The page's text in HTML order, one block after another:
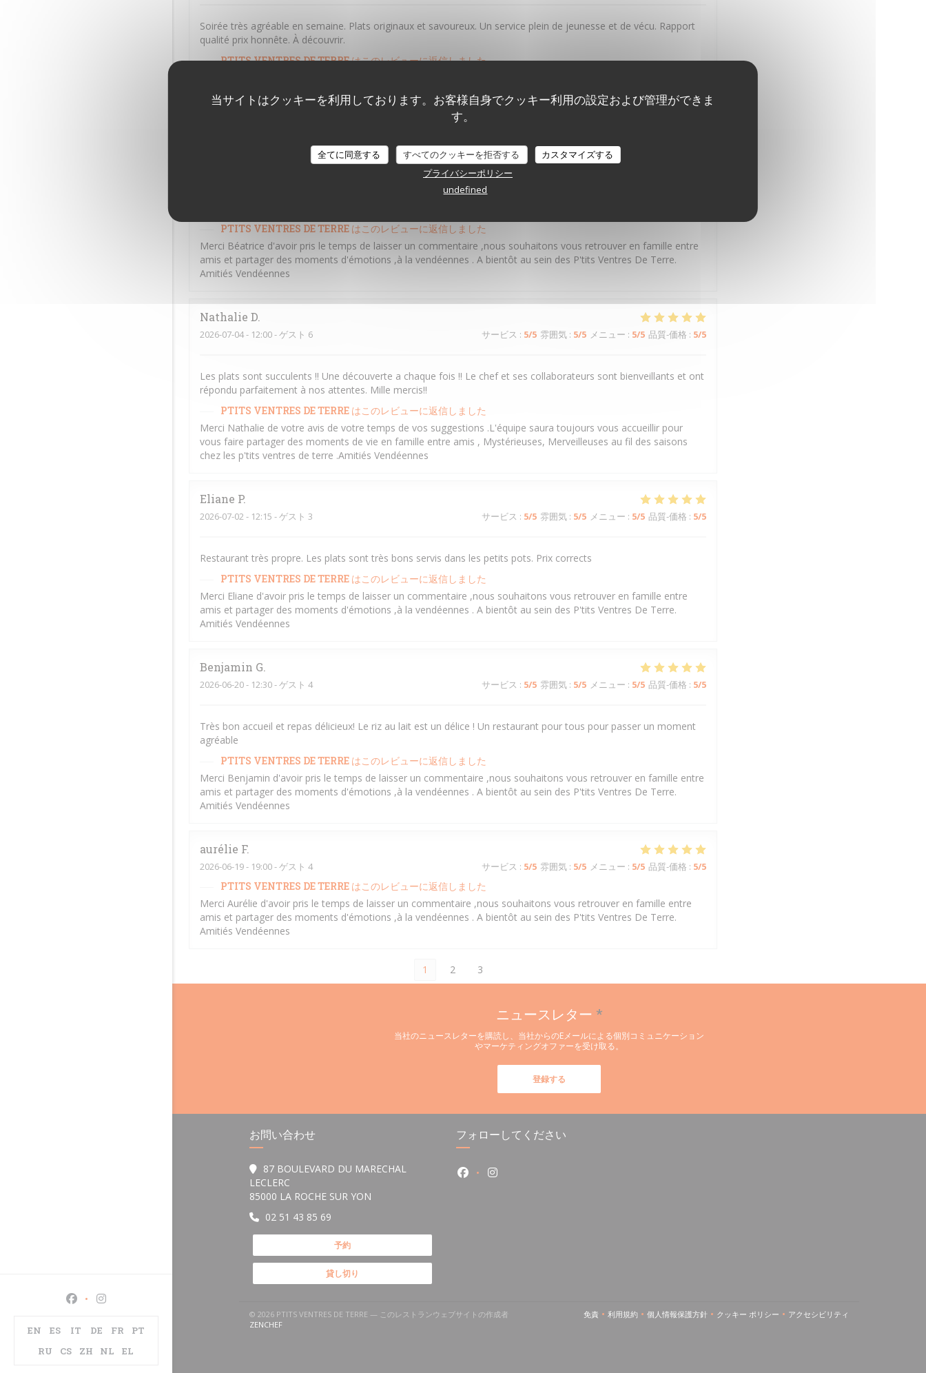
当サイトはクッキーを利用しております。お客様自身でクッキー利用の設定および管理ができま
す。
全てに同意する すべてのクッキーを拒否する
カスタマイズする
プライバシーポリシー
undefined
Facebook ((新しいウィンドウで開きます))
Instagram ((新しいウィンドウで開きます))
EN ES IT DE FR
PT
RU
CS ZH NL EL
Soirée très agréable en semaine. Plats originaux et savoureux. Un service plein de jeunesse et de vécu. Rapport
qualité prix honnête. À découvrir.
PTITS VENTRES DE TERREはこのレビューに返信しました
amis et partager des moments d'émotions ,à la vendéennes . A bientôt au sein des P'tits Ventres De Terre.
Amitiés Vendéennes
- 20:00 - ゲスト 2 サービス:5 /5 雰囲気:5/5 メニュー
PTITS VENTRES DE TERRE はこのレビューに返信しました
Merci Béatrice d'avoir pris le temps de laisser un commentaire ,nous souhaitons vous retrouver en famille entre
amis et partager des moments d'émotions ,à la vendéennes . A bientôt au sein des P'tits Ventres De Terre.
Amitiés Vendéennes
Nathalie D
2026-07-04- 12:00 - ゲスト 6 サービス : 5/5 雰囲気: 5/5 メニュー : 5/5 品質-価格 : 5/5
Les plats sont succulents !! Une découverte a chaque fois !! Le chef et ses collaborateurs sont bienveillants et ont
répondu parfaitement à nos attentes. Mille mercis!!
PTITS VENTRES DE TERRE はこのレビューに返信しました
Merci Nathalie de votre avis de votre temps de vos suggestions .L'équipe saura toujours vous accueillir pour
vous faire partager des moments de vie en famille entre amis , Mystérieuses, Merveilleuses au fil des saisons
chez les p'tits ventres de terre .Amitiés Vendéennes
Eliane P
2026-07-02 - 12:15 - ゲスト 3 サービス : 5/5 雰囲気: 5/5 メニュー : 5/5 品質-価格 : 5/5
Restaurant très propre. Les plats sont très bons servis dans les petits pots. Prix corrects
PTITS VENTRES DE TERRE はこのレビューに返信しました
Merci Eliane d'avoir pris le temps de laisser un commentaire ,nous souhaitons vous retrouver en famille entre
amis et partager des moments d'émotions ,à la vendéennes . A bientôt au sein des P'tits Ventres De Terre.
Amitiés Vendéennes
Benjamin G
2026-06-20- 12:30 - ゲスト 4 サービス : 5/5 雰囲気: 5/5 メニュー : 5/5 品質-価格 : 5/5
Très bon accueil et repas délicieux! Le riz au lait est un délice ! Un restaurant pour tous pour passer un moment
agréable
PTITS VENTRES DE TERRE はこのレビューに返信しました
Merci Benjamin d'avoir pris le temps de laisser un commentaire ,nous souhaitons vous retrouver en famille entre
amis et partager des moments d'émotions ,à la vendéennes . A bientôt au sein des P'tits Ventres De Terre.
Amitiés Vendéennes
aurélie F
2026-06-19- 19:00 - ゲスト 4 サービス : 5/5 雰囲気: 5/5 メニュー : 5/5 品質-価格 : 5/5
PTITS VENTRES DE TERRE はこのレビューに返信しました
Merci Aurélie d'avoir pris le temps de laisser un commentaire ,nous souhaitons vous retrouver en famille entre
amis et partager des moments d'émotions ,à la vendéennes . A bientôt au sein des P'tits Ventres De Terre.
Amitiés Vendéennes
1 2 3
ニュースレター *
当社のニュースレターを購読し、当社からのEメールによる個別コミュニケーション
やマーケティングオファーを受け取る。
登録する
お問い合わせ
87 BOULEVARD DU MARECHAL
LECLERC
85000 LA ROCHE SUR YON
02 51 43 85 69
予約
貸し切り
フォローしてください
Facebook ((新しいウィンドウで開きます))
Instagram ((新しいウィンドウで開きます))
© 2026 PTITS VENTRES DE TERRE — このレストランウェブサイトの作成者
ZENCHEF((新しいウィンドウで開きます))
免責((新しいウィンドウで開きます))
利用規約((新しいウィンドウで開きます))
個人情報保護方針((新しいウィンドウで開きます))
クッキー ポリシー((新しいウィンドウで開きます))
アクセシビリティ((新しいウィンドウで開きます))